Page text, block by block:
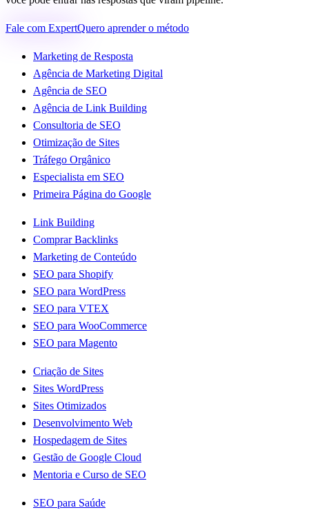
Fale com ExpertQuero aprender o método
Marketing de Resposta
Agência de Marketing Digital
Agência de SEO
Agência de Link Building
Consultoria de SEO
Otimização de Sites
Tráfego Orgânico
Especialista em SEO
Primeira Página do Google
Link Building
Comprar Backlinks
Marketing de Conteúdo
SEO para Shopify
SEO para WordPress
SEO para VTEX
SEO para WooCommerce
SEO para Magento
Criação de Sites
Sites WordPress
Sites Otimizados
Desenvolvimento Web
Hospedagem de Sites
Gestão de Google Cloud
Mentoria e Curso de SEO
SEO para Saúde